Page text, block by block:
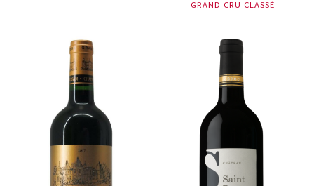
GRAND CRU CLASSÉ